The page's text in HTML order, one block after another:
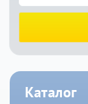
Каталог